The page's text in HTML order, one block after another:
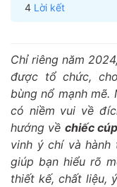
Lời kết
Chỉ riêng năm
được tổ chức,
bùng nổ mạnh
có niềm vui về
hướng về chiếc
vinh ý chí và
giúp bạn hiểu rõ
thiết kế, chất liệu,